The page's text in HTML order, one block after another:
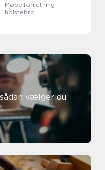
Møbelforretning
holstebro